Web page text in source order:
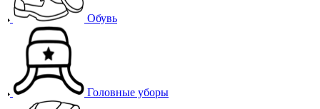
Обувь
Головные уборы